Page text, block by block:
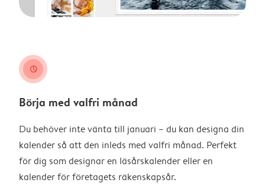
clock
Börja med valfri månad
Du behöver inte vänta till januari – du kan designa din
kalender så att den inleds med valfri månad. Perfekt
för dig som designar en läsårskalender eller en
kalender för företagets räkenskapsår.